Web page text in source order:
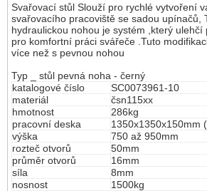
Svařovací stůl Slouží pro rychlé vytvoření
svařovacího pracoviště se sadou upínačů,
hydraulickou nohou je systém ,který ulehčí
pro komfortní práci svářeče .Tuto
více než s pevnou nohou
Typ _ stůl pevná noha - černý
katalogové číslo
SC0073961-10
materiál
čsn115xx
hmotnost
286kg
pracovní deska
1350x1350x150mm
výška
750 až 950mm
rozteč otvorů
50mm
průměr otvorů
16mm
síla
8mm
nosnost
1500kg